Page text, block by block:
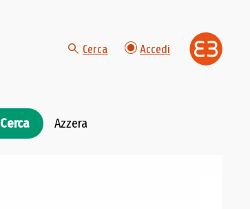
Cerca Accedi
Cerca Azzera